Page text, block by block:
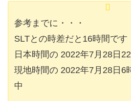
参考までに・・・
SLTとの時差だと16時間です
日本時間の 2022年7月28日
現地時間の 2022年7月28日6
中